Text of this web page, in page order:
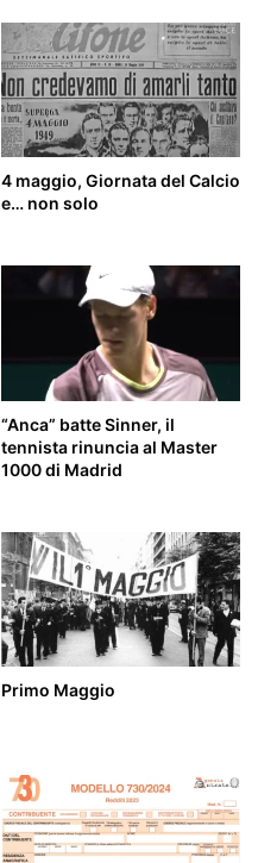
4 maggio, Giornata del Calcio
e… non solo
“Anca” batte Sinner, il
tennista rinuncia al Master
1000 di Madrid
Primo Maggio